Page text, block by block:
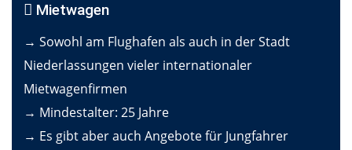
Mietwagen
→ Sowohl am Flughafen als auch in der Stadt
Niederlassungen vieler internationaler
Mietwagenfirmen
→ Mindestalter: 25 Jahre
→ Es gibt aber auch Angebote für Jungfahrer